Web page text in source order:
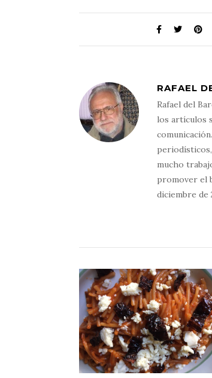
RAFAEL
Rafael del
los artículos
mucho
promover el
diciembre de